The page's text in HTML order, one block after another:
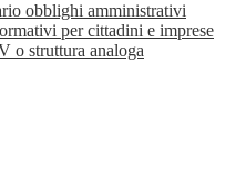
obblighi amministrativi
per cittadini e imprese
o struttura analoga